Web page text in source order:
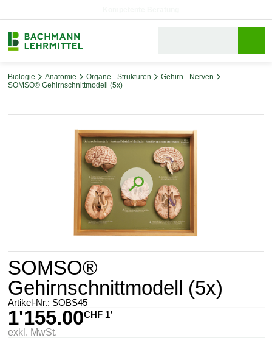
Biologie Anatomie Organe - Strukturen
Gehirn - Nerven
SOMSO® Gehirnschnittmodell (5x)
SOMSO®
Gehirnschnittmodell (5x)
Artikel-Nr.: SOBS45
1'155.00CHF 1’
exkl. MwSt.